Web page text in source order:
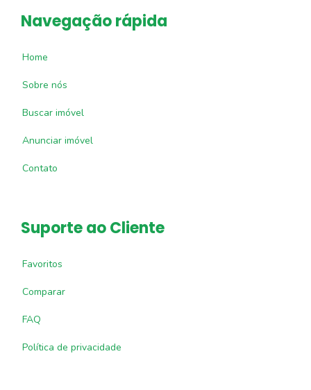
Navegação rápida
Home
Sobre nós
Buscar imóvel
Anunciar imóvel
Contato
Suporte ao Cliente
Favoritos
Comparar
FAQ
Política de privacidade